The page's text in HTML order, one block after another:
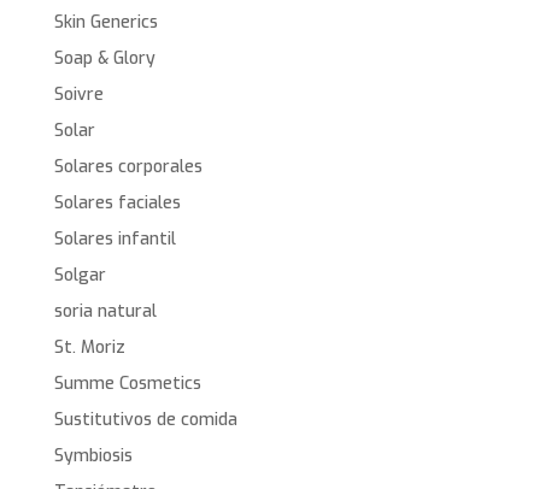
Skin Generics
Soap & Glory
Soivre
Solar
Solares corporales
Solares faciales
Solares infantil
Solgar
soria natural
St. Moriz
Summe Cosmetics
Sustitutivos de comida
Symbiosis